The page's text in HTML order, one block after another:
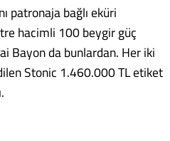
patronaja bağlı eküri
hacimli 100 beygir güç
Bayon da bunlardan. Her iki
Stonic 1.460.000 TL etiket